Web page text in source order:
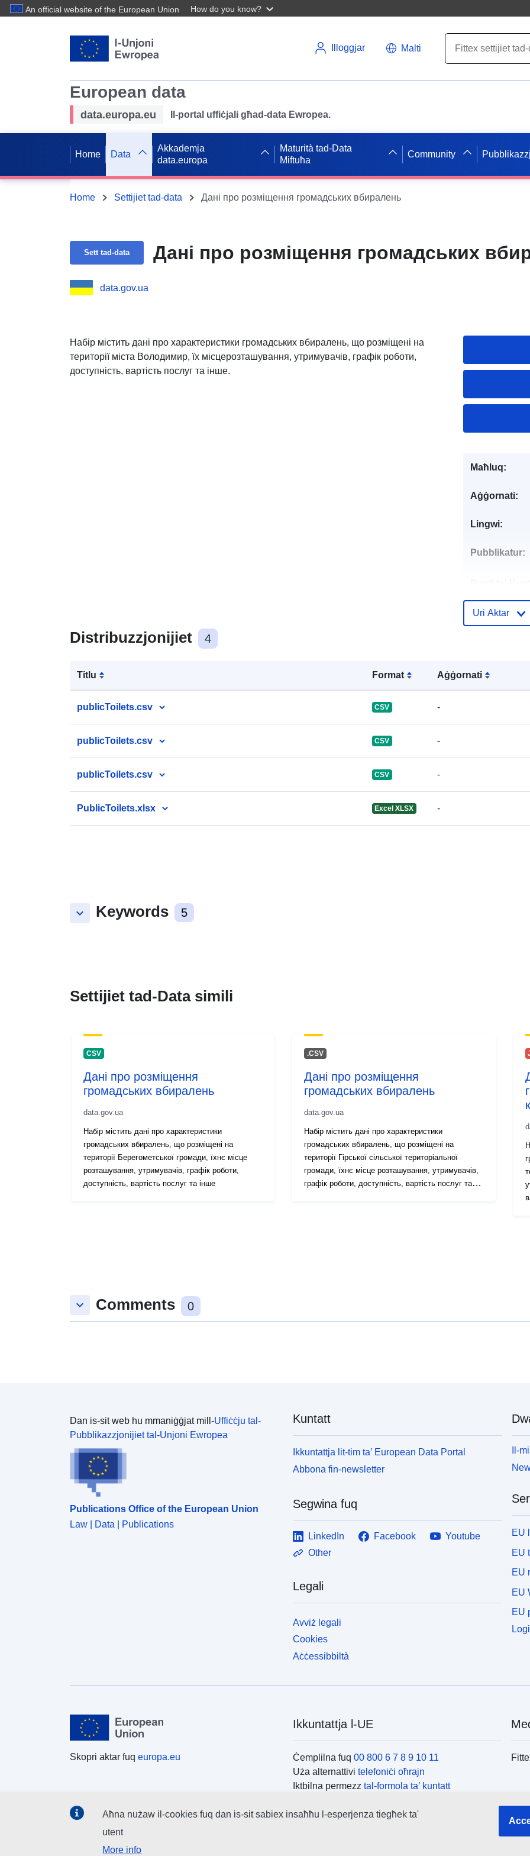
An official website of the European Union How do you know?
Illoggjar Malti
European data
data.europa.eu Il-portal uffiċjali għad-data Ewropea.
Home Data
Akkademja
data.europa
Maturità tad-Data
Miftuħa
Community
Home Settijiet tad-data Дані про розміщення громадських вбиралень
Sett tad-data Дані про розміщення громадських
data.gov.ua
Набір містить дані про характеристики громадських вбиралень, що розміщені на
території міста Володимир, їх місцерозташування, утримувачів, графік роботи,
доступність, вартість послуг та інше.
Distribuzzjonijiet 4
Titlu Format Aġġornati
publicToilets.csv CSV -
publicToilets.csv CSV -
publicToilets.csv CSV -
PublicToilets.xlsx Excel XLSX -
keyboard_arrow_down Keywords 5
Maħluq:
Aġġornati:
Lingwi:
Pubblikatur:
Katalgu:
Uri Aktar
Settijiet tad-Data simili
CSV
Дані про розміщення
громадських вбиралень
data.gov.ua
Набір містить дані про характеристики
громадських вбиралень, що розміщені на
території Берегометської громади, їхнє місце
розташування, утримувачів, графік роботи,
доступність, вартість послуг та інше
.CSV
Дані про розміщення
громадських вбиралень
data.gov.ua
Набір містить дані про характеристики
громадських вбиралень, що розміщені на
території Гірської сільської територіальної
громади, їхнє місце розташування, утримувачів,
графік роботи, доступність, вартість послуг та
keyboard_arrow_down Comments 0
Dan is-sit web hu mmaniġġjat mill-Uffiċċju tal-
Pubblikazzjonijiet tal-Unjoni Ewropea
Publications Office of the European Union
Law | Data | Publications
Kuntatt
Ikkuntattja lit-tim ta’ European Data Portal
Abbona fin-newsletter
Segwina fuq
LinkedIn Facebook
Youtube
Other
Legali
Avviż legali
Cookies
Aċċessibbiltà
Il-
EU
EU
EU
EU
EU
Skopri aktar fuq europa.eu
Ikkuntattja l-UE
Ċemplilna fuq 00 800 6 7 8 9 10 11
Uża alternattivi telefoniċi oħrajn
Iktbilna permezz tal-formola ta’ kuntatt
Aħna nużaw il-cookies fuq dan is-sit sabiex insaħħu l-esperjenza tiegħek ta'
utent
More info